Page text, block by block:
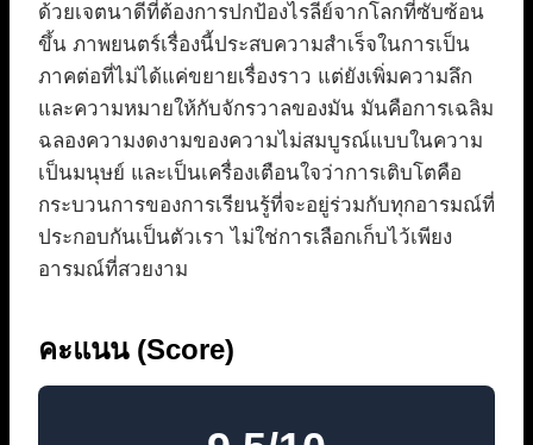
ด้วยเจตนาดีที่ต้องการปกป้องไรลีย์จากโลกที่ซับซ้อน
ขึ้น ภาพยนตร์เรื่องนี้ประสบความสำเร็จในการเป็น
ภาคต่อที่ไม่ได้แค่ขยายเรื่องราว แต่ยังเพิ่มความลึก
และความหมายให้กับจักรวาลของมัน มันคือการเฉลิม
ฉลองความงดงามของความไม่สมบูรณ์แบบในความ
เป็นมนุษย์ และเป็นเครื่องเตือนใจว่าการเติบโตคือ
กระบวนการของการเรียนรู้ที่จะอยู่ร่วมกับทุกอารมณ์ที่
ประกอบกันเป็นตัวเรา ไม่ใช่การเลือกเก็บไว้เพียง
อารมณ์ที่สวยงาม
คะแนน (Score)